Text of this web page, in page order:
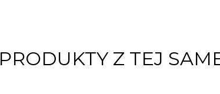
PRODUKTY Z TEJ